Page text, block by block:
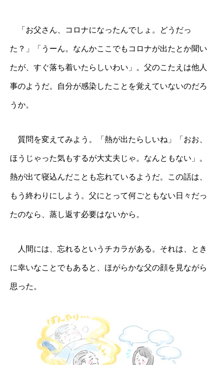
「お父さん、コロナになったんでしょ。どうだっ
た？」「うーん。なんかここでもコロナが出たとか聞い
たが、すぐ落ち着いたらしいわい」。父のこたえは他人
事のようだ。自分が感染したことを覚えていないのだろ
うか。
質問を変えてみよう。「熱が出たらしいね」「おお、
ほうじゃった気もするが大丈夫じゃ。なんともない」。
熱が出て寝込んだことも忘れているようだ。この話は、
もう終わりにしよう。父にとって何ごともない日々だっ
たのなら、蒸し返す必要はないから。
人間には、忘れるというチカラがある。それは、とき
に幸いなことでもあると、ほがらかな父の顔を見ながら
思った。